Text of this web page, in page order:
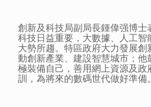
創新及科技局副局長鍾偉强博士
科技日益重要，大數據、人工智
大勢所趨。特區政府大力發展創
動創新產業、建設智慧城市；他
極裝備自己，善用網上資源及政
訓，為將來的數碼世代做好準備。